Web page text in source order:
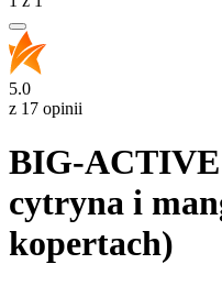
5.0
z 17 opinii
BIG-
cytryna i
kopertach)